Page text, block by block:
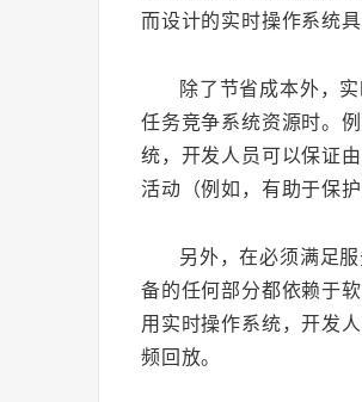
而设计的实时操作系统
除了节省成本外，
任务竞争系统资源时。
统，开发人员可以保证
活动（例如，有助于保
另外，在必须满足
备的任何部分都依赖于
用实时操作系统，开发
频回放。